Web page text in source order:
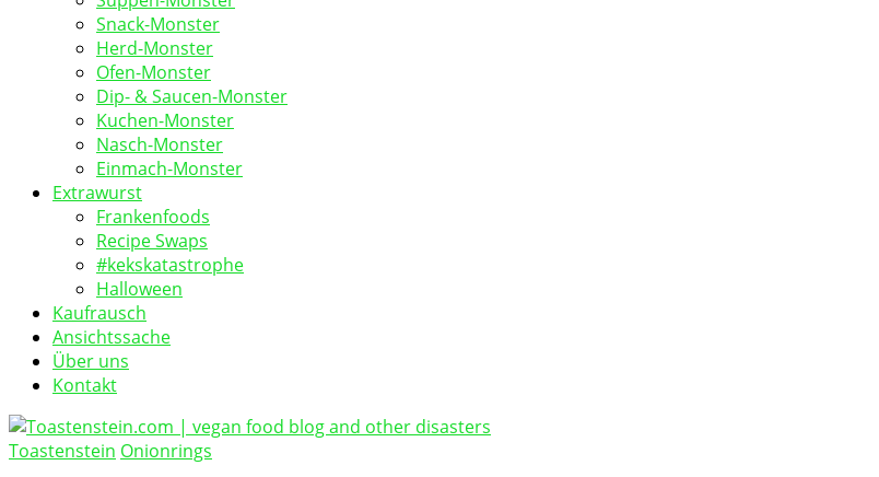
Snack-Monster
Herd-Monster
Ofen-Monster
Dip- & Saucen-Monster
Kuchen-Monster
Nasch-Monster
Einmach-Monster
Extrawurst
Frankenfoods
Recipe Swaps
#kekskatastrophe
Halloween
Kaufrausch
Ansichtssache
Über uns
Kontakt
Toastenstein Onionrings